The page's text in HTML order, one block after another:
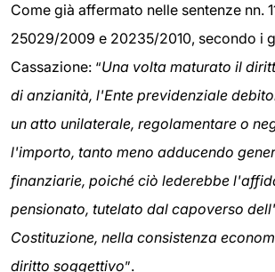
Come già affermato nelle sentenze nn.
25029/2009 e 20235/2010, secondo i
Cassazione: “Una volta maturato il
di anzianità, l'Ente previdenziale
un atto unilaterale, regolamentare o
l'importo, tanto meno adducendo
finanziarie, poiché ciò lederebbe
pensionato, tutelato dal capoverso
Costituzione, nella consistenza
diritto soggettivo”.